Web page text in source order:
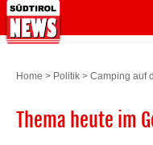
Home > Politik > Camping auf
Thema heute im